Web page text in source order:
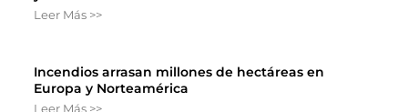
Leer Más >>
Incendios arrasan millones de hectáreas en
Europa y Norteamérica
Leer Más >>